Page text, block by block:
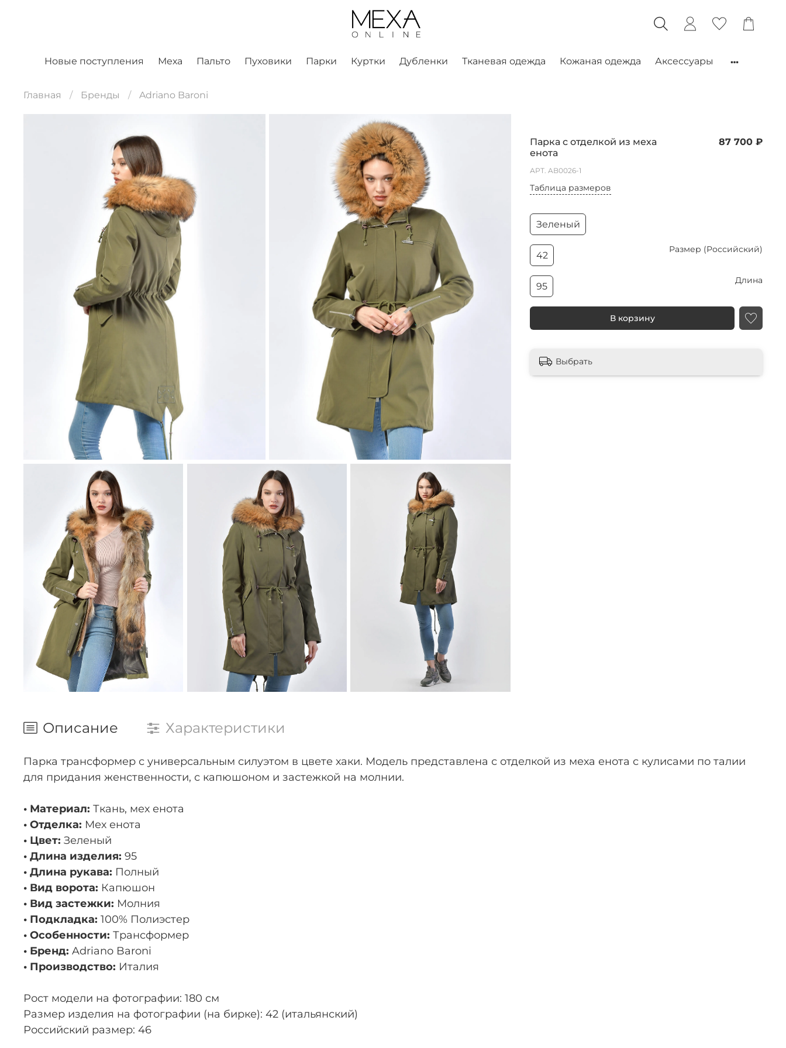
Новые поступления Меха Пальто Пуховики Парки Куртки Дубленки Тканевая одежда Кожаная одежда Аксессуары
Главная Бренды Adriano Baroni
Парка с отделкой из меха
енота
87 700 ₽
АРТ.AB0026-1
Таблица размеров
В корзину
Зеленый
Размер (Российский)
42
Длина
95
Выбрать
Описание Характеристики
Парка трансформер с универсальным силуэтом в цвете хаки. Модель представлена с отделкой из меха енота с кулисами по талии
для придания женственности, с капюшоном и застежкой на молнии.
• Материал: Ткань, мех енота
• Отделка: Мех енота
• Цвет: Зеленый
• Длина изделия: 95
• Длина рукава: Полный
• Вид ворота: Капюшон
• Вид застежки: Молния
• Подкладка: 100% Полиэстер
• Особенности: Трансформер
• Бренд: Adriano Baroni
• Производство: Италия
Рост модели на фотографии: 180 см
Размер изделия на фотографии (на бирке): 42 (итальянский)
Российский размер: 46